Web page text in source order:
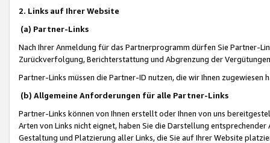
2. Links auf Ihrer Website
(a) Partner-Links
Nach Ihrer Anmeldung für das Partnerprogramm dürfen Sie Partner-
Zurückverfolgung, Berichterstattung und Abgrenzung der
Partner-Links müssen die Partner-ID nutzen, die wir Ihnen zugewiesen
(b) Allgemeine Anforderungen für alle Partner-Links
Partner-Links können von Ihnen erstellt oder Ihnen von uns
Arten von Links nicht eignet, haben Sie die Darstellung
Gestaltung und Platzierung aller Links, die Sie auf Ihrer Website